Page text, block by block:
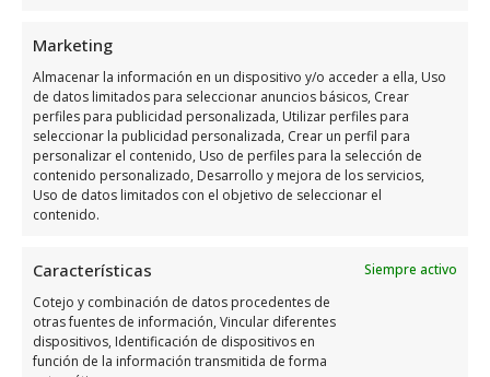
Marketing
Almacenar la información en un dispositivo y/o acceder a ella, Uso
de datos limitados para seleccionar anuncios básicos, Crear
perfiles para publicidad personalizada, Utilizar perfiles para
seleccionar la publicidad personalizada, Crear un perfil para
personalizar el contenido, Uso de perfiles para la selección de
contenido personalizado, Desarrollo y mejora de los servicios,
Uso de datos limitados con el objetivo de seleccionar el
contenido.
Características
Siempre activo
Cotejo y combinación de datos procedentes de
otras fuentes de información, Vincular diferentes
dispositivos, Identificación de dispositivos en
función de la información transmitida de forma
Estos servicios permiten a los jugadores
participar en diferentes tipos de juegos y
aumentar sus posibilidades de ganar.
Además, algunas administraciones ofrecen
servicios adicionales como la consulta de
resultados y el cobro de premios, lo que
facilita aún más la experiencia del usuario.
Venta de boletos y peñas
Laventa de boletoses uno de los servicios
más básicos y populares que ofrecen las